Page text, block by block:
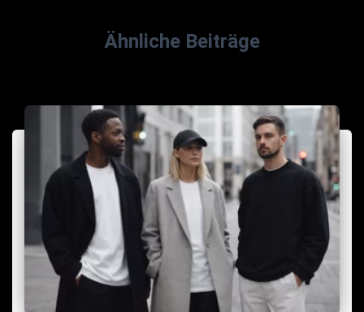
Ähnliche Beiträge